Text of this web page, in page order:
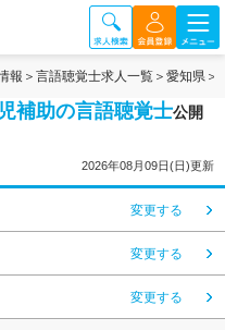
報 言語聴覚士求人一覧 愛知県
補助の言語聴覚士公開
2026年08月09日(日)更新
変更する
変更する
変更する